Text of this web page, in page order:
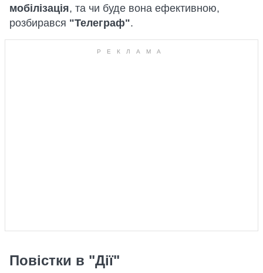
мобілізація, та чи буде вона ефективною,
розбирався "Телеграф".
Повістки в "Дії"